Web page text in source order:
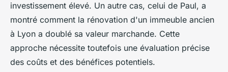
investissement élevé. Un autre cas, celui de Paul, a
montré comment la rénovation d'un immeuble ancien
à Lyon a doublé sa valeur marchande. Cette
approche nécessite toutefois une évaluation précise
des coûts et des bénéfices potentiels.